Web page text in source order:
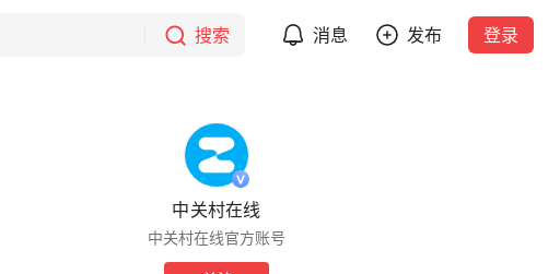
搜索 消息 发布 登录
中关村在线
中关村在线官方账号